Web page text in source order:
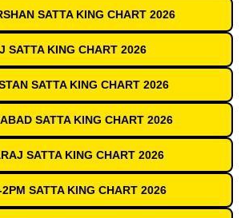
SATTA KING CHART 2026
SATTA KING CHART 2026
SATTA KING CHART 2026
SATTA KING CHART 2026
SATTA KING CHART 2026
SATTA KING CHART 2026